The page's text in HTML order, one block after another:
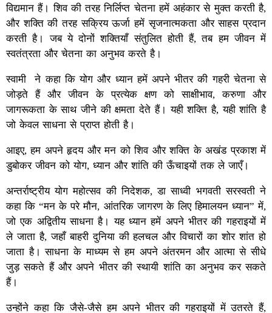
विद्यमान हैं। शिव की तरह निर्लिप्त चेतना हमें अहंकार से मुक्त करती है,
और शक्ति की तरह सक्रिय ऊर्जा हमें सृजनात्मकता और साहस प्रदान
करती है। जब ये दोनों शक्तियाँ संतुलित होती हैं, तब हम जीवन में
स्वतंत्रता और चेतना का अनुभव करते है।
स्वामी ने कहा कि योग और ध्यान हमें अपने भीतर की गहरी चेतना से
जोड़ते हैं और जीवन के प्रत्येक क्षण को साक्षीभाव, करुणा और
जागरूकता के साथ जीने की क्षमता देते हैं। यही शक्ति है, यही शांति है
जो केवल साधना से प्राप्त होती है।
आइए, हम अपने हृदय और मन को शिव और शक्ति के अखंड प्रकाश में
डुबोकर जीवन को योग, ध्यान और शांति की ऊँचाइयों तक ले जाएँ।
अन्तर्राष्ट्रीय योग महोत्सव की निदेशक, डा साध्वी भगवती सरस्वती ने
कहा कि “मन के परे मौन, आंतरिक जागरण के लिए हिमालयन ध्यान” में,
जो एक अद्वितीय साधना है। यह ध्यान हमें अपने भीतर की गहराइयों में
ले जाता है, जहाँ बाहरी दुनिया की हलचल और विचारों का शोर शांत हो
जाता है। साधना के माध्यम से हम अपने अंतरमन और आत्मा से सीधे
जुड़ सकते हैं और अपने भीतर की स्थायी शांति का अनुभव कर सकते
हैं।
उन्होंने कहा कि जैसे-जैसे हम अपने भीतर की गहराइयों में उतरते हैं,